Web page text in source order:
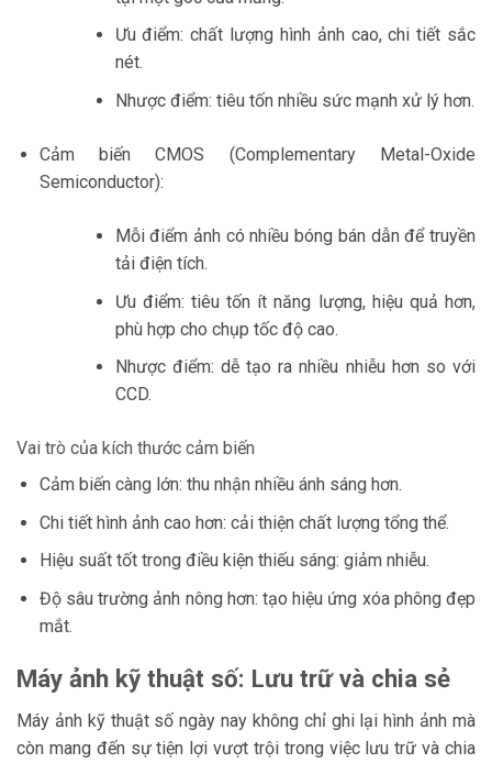
Ưu điểm: chất lượng hình ảnh cao, chi tiết sắc
nét.
Nhược điểm: tiêu tốn nhiều sức mạnh xử lý hơn.
Cảm biến CMOS (Complementary Metal-Oxide
Semiconductor):
Mỗi điểm ảnh có nhiều bóng bán dẫn để truyền
tải điện tích.
Ưu điểm: tiêu tốn ít năng lượng, hiệu quả hơn,
phù hợp cho chụp tốc độ cao.
Nhược điểm: dễ tạo ra nhiều nhiễu hơn so với
CCD.
Vai trò của kích thước cảm biến
Cảm biến càng lớn: thu nhận nhiều ánh sáng hơn.
Chi tiết hình ảnh cao hơn: cải thiện chất lượng tổng thể.
Hiệu suất tốt trong điều kiện thiếu sáng: giảm nhiễu.
Độ sâu trường ảnh nông hơn: tạo hiệu ứng xóa phông đẹp
mắt.
Máy ảnh kỹ thuật số: Lưu trữ và chia sẻ
Máy ảnh kỹ thuật số ngày nay không chỉ ghi lại hình ảnh mà
còn mang đến sự tiện lợi vượt trội trong việc lưu trữ và chia